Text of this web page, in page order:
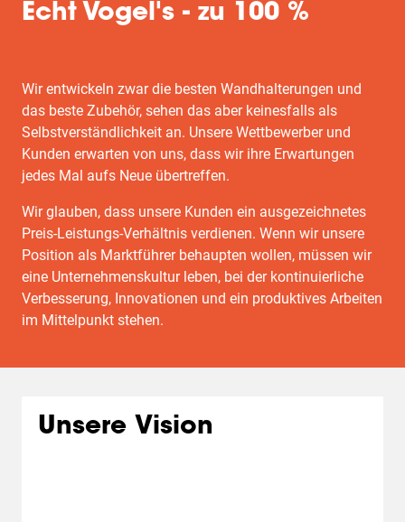
Echt Vogel's - zu 100 %
Wir entwickeln zwar die besten Wandhalterungen und
das beste Zubehör, sehen das aber keinesfalls als
Selbstverständlichkeit an. Unsere Wettbewerber und
Kunden erwarten von uns, dass wir ihre Erwartungen
jedes Mal aufs Neue übertreffen.
Wir glauben, dass unsere Kunden ein ausgezeichnetes
Preis-Leistungs-Verhältnis verdienen. Wenn wir unsere
Position als Marktführer behaupten wollen, müssen wir
eine Unternehmenskultur leben, bei der kontinuierliche
Verbesserung, Innovationen und ein produktives Arbeiten
im Mittelpunkt stehen.
Unsere Vision